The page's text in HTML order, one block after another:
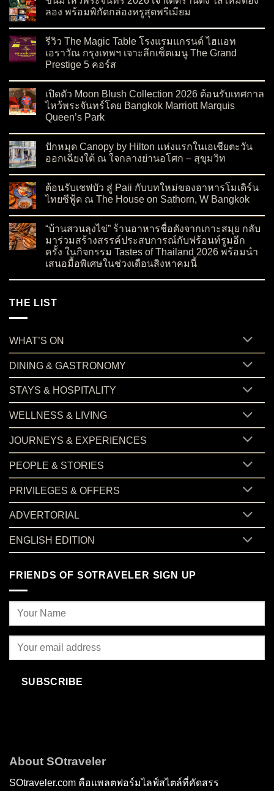
ลอง พร้อมพิกัดกล่องหรูสุดพรีเมียม
รีวิว The Magic Table โรงแรมแกรนด์ ไฮแอท
เอราวัณ กรุงเทพฯ เจาะลึกเซ็ตเมนู The Grand
Prestige 5 คอร์ส
เปิดตัว Moon Blush Collection 2026 ต้อนรับเทศกาล
ไหว้พระจันทร์โดย Bangkok Marriott Marquis
Queen’s Park
ปักหมุด Canopy by Hilton แห่งแรกในเอเชียตะวัน
ออกเฉียงใต้ ณ ใจกลางย่านอโศก – สุขุมวิท
ต้อนรับเชฟบัว สู่ Paii กับบทใหม่ของอาหารโมเดิร์น
ไทยซีฟู้ด ณ The House on Sathorn, W Bangkok
“บ้านสวนลุงไข่” ร้านอาหารชื่อดังจากเกาะสมุย กลับ
มาร่วมสร้างสรรค์ประสบการณ์กับฟร้อนท์รูมอีก
ครั้ง ในกิจกรรม Tastes of Thailand 2026 พร้อมนำ
เสนอมื้อพิเศษในช่วงเดือนสิงหาคมนี้
THE LIST
WHAT’S ON
DINING & GASTRONOMY
STAYS & HOSPITALITY
WELLNESS & LIVING
JOURNEYS & EXPERIENCES
PEOPLE & STORIES
PRIVILEGES & OFFERS
ADVERTORIAL
ENGLISH EDITION
FRIENDS OF SOTRAVELER SIGN UP
SUBSCRIBE
About SOtraveler
SOtraveler.com คือแพลตฟอร์มไลฟ์สไตล์ที่คัดสรร